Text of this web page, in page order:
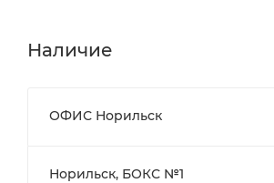
Наличие
ОФИС Норильск
Норильск, БОКС №1